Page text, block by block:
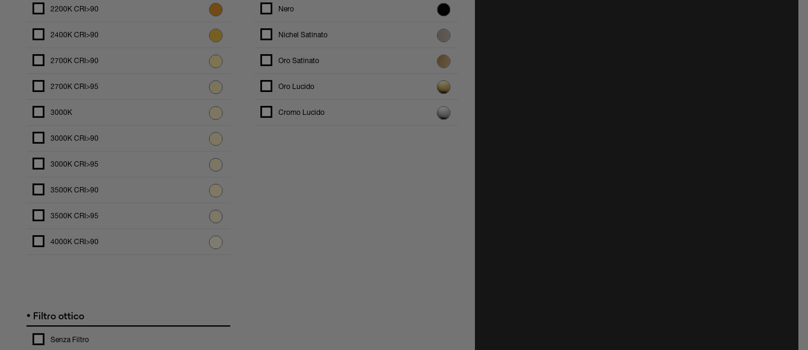
2200K CRI>90
2400K CRI>90
2700K CRI>90
2700K CRI>95
3000K
3000K CRI>90
3000K CRI>95
3500K CRI>90
3500K CRI>95
4000K CRI>90
Nero
Nichel Satinato
Oro Satinato
Oro Lucido
Cromo Lucido
• Filtro ottico
Senza Filtro